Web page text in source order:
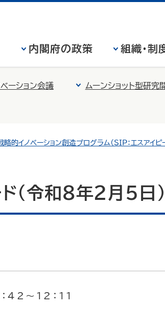
内閣府の政策 組織・制
ーション会議 ムーンショット型研究
略的イノベーション創造プログラム（SIP：エスアイピ
（令和8年2月5日
：42～12：11